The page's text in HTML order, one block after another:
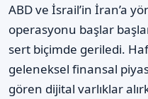
ABD ve İsrail’in İran’a
operasyonu başlar
sert biçimde geriledi.
geleneksel finansal
gören dijital varlıklar